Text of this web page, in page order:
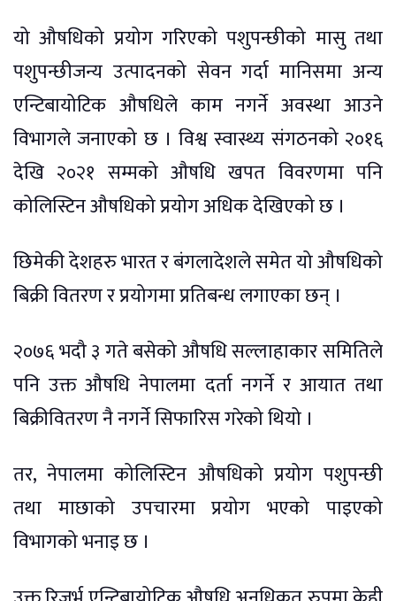
यो औषधिको प्रयोग गरिएको पशुपन्छीको मासु तथा
पशुपन्छीजन्य उत्पादनको सेवन गर्दा मानिसमा अन्य
एन्टिबायोटिक औषधिले काम नगर्ने अवस्था आउने
विभागले जनाएको छ । विश्व स्वास्थ्य संगठनको २०१६
देखि २०२१ सम्मको औषधि खपत विवरणमा पनि
कोलिस्टिन औषधिको प्रयोग अधिक देखिएको छ ।
छिमेकी देशहरु भारत र बंगलादेशले समेत यो औषधिको
बिक्री वितरण र प्रयोगमा प्रतिबन्ध लगाएका छन् ।
२०७६ भदौ ३ गते बसेको औषधि सल्लाहाकार समितिले
पनि उक्त औषधि नेपालमा दर्ता नगर्ने र आयात तथा
बिक्रीवितरण नै नगर्ने सिफारिस गरेको थियो ।
तर, नेपालमा कोलिस्टिन औषधिको प्रयोग पशुपन्छी
तथा माछाको उपचारमा प्रयोग भएको पाइएको
विभागको भनाइ छ ।